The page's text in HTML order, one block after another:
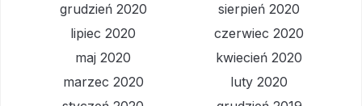
grudzień 2020
sierpień 2020
lipiec 2020
czerwiec 2020
maj 2020
kwiecień 2020
marzec 2020
luty 2020